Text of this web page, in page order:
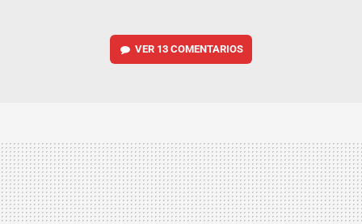
VER 13 COMENTARIOS